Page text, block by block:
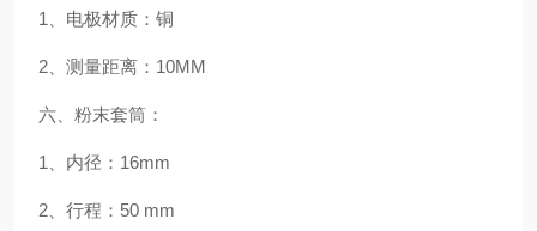
1、电极材质：铜
2、测量距离：10MM
六、粉末套筒：
1、内径：16mm
2、行程：50 mm